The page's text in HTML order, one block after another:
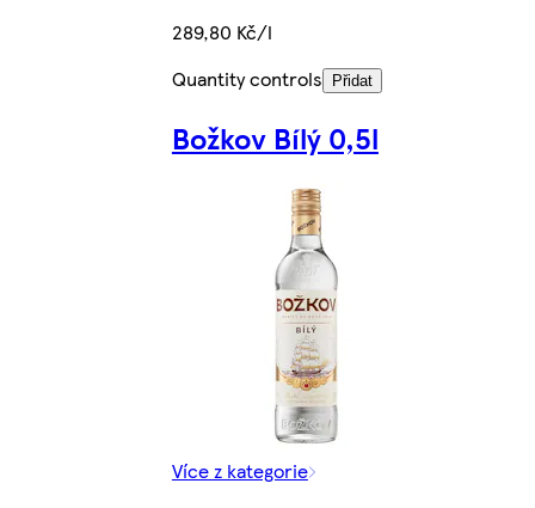
289,80 Kč/l
Quantity controls
Přidat
Božkov Bílý 0,5l
Více z kategorie